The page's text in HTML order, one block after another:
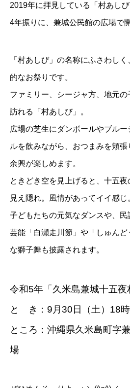
2019年に拝見している「村あしび
4年振りに、兼城公民館の広場で
「村あしび」の名称にふさわし
的なお祭りです。
ファミリー、シージャ方、地元
訪れる「村あしび」。
広場の芝生にダンボールやブル
ルを飲みながら、おつまみを頬
余興が楽しめます。
ときどき空を見上げると、十五
見え隠れ。風情があってイイ感じ
子どもたちの元気なダンスや、
芸能「白瀬走川節」や「しゅん
な獅子舞も披露されます。
令和5年「久米島兼城十五夜
と き：9月30日（土）18時
ところ：沖縄県久米島町字
場